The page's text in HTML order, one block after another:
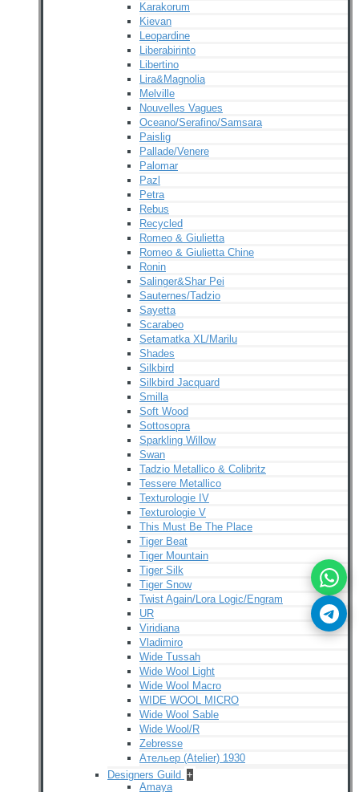
Karakorum
Kievan
Leopardine
Liberabirinto
Libertino
Lira&Magnolia
Melville
Nouvelles Vagues
Oceano/Serafino/Samsara
Paislig
Pallade/Venere
Palomar
Pazl
Petra
Rebus
Recycled
Romeo & Giulietta
Romeo & Giulietta Chine
Ronin
Salinger&Shar Pei
Sauternes/Tadzio
Sayetta
Scarabeo
Setamatka XL/Marilu
Shades
Silkbird
Silkbird Jacquard
Smilla
Soft Wood
Sottosopra
Sparkling Willow
Swan
Tadzio Metallico & Colibritz
Tessere Metallico
Texturologie IV
Texturologie V
This Must Be The Place
Tiger Beat
Tiger Mountain
Tiger Silk
Tiger Snow
Twist Again/Lora Logic/Engram
UR
Viridiana
Vladimiro
Wide Tussah
Wide Wool Light
Wide Wool Macro
WIDE WOOL MICRO
Wide Wool Sable
Wide Wool/R
Zebresse
Ательер (Atelier) 1930
Designers Guild +
Amaya